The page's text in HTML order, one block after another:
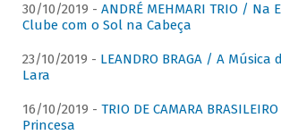
30/10/2019 - ANDRÉ MEHMARI TRIO / Na
Clube com o Sol na Cabeça
23/10/2019 - LEANDRO BRAGA / A
Lara
16/10/2019 - TRIO DE CAMARA
Princesa